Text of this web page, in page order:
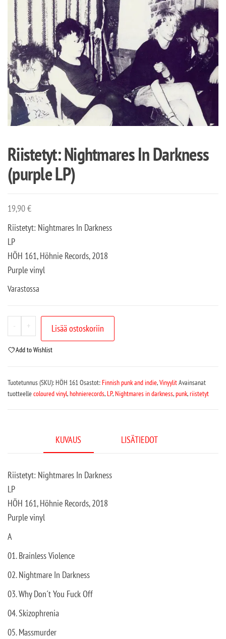
Riistetyt: Nightmares In Darkness
(purple LP)
19,90€
Riistetyt: Nightmares In Darkness
LP
HÖH 161, Höhnie Records, 2018
Purple vinyl
Varastossa
- + Lisää ostoskoriin
Add to Wishlist
Tuotetunnus (SKU): HÖH 161Osastot:Finnish punk and indie,VinyylitAvainsanat
tuotteellecoloured vinyl,hohnierecords,LP,Nightmares in darkness,punk,riistetyt
KUVAUS LISÄTIEDOT
Riistetyt: Nightmares In Darkness
LP
HÖH 161, Höhnie Records, 2018
Purple vinyl
A
01. Brainless Violence
02. Nightmare In Darkness
03. Why Don´t You Fuck Off
04. Skizophrenia
05. Massmurder